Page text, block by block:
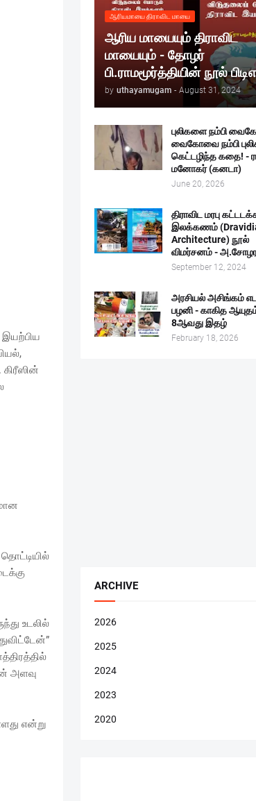
இயற்பிய
உடலில்
அளவு
என்று
ஆரியமாயை திராவிட மாயை
ஆரிய மாயையும் திராவிட
மாயையும் - தோழர்
பி.ராமமூர்த்தியின் நூல்
by uthayamugam - August 31, 2024
புலிகளை நம்பி
வைகோவை நம்பி
கெட்டழிந்த கதை! -
மனோகர் (கனடா)
June 20, 2026
திராவிட மரபு
இலக்கணம்
Architecture) நூல்
விமர்சனம் -
September 12, 2024
அரசியல் அசிங்கம்
பழனி - காகித
8ஆவது இதழ்
February 18, 2026
ARCHIVE
2026
2025
2024
2023
2020